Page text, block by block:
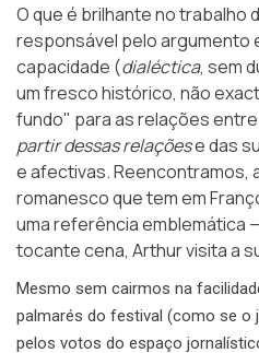
O que é brilhante no trabalho
responsável pelo argumento
capacidade (dialéctica, sem
um fresco histórico, não
fundo" para as relações
partir dessas relaçõese das
e afectivas. Reencontramos,
romanesco que tem em
uma referência emblemática
tocante cena, Arthur visita a
Mesmo sem cairmos na
palmarés do festival (como se o
pelos votos do espaço